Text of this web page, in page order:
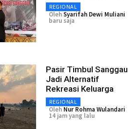
REGIONAL
OlehSyarifah Dewi Muliani
baru saja
Pasir Timbul Sanggau
Jadi Alternatif
Rekreasi Keluarga
REGIONAL
Oleh Nur Rohma Wulandari
14 jam yang lalu